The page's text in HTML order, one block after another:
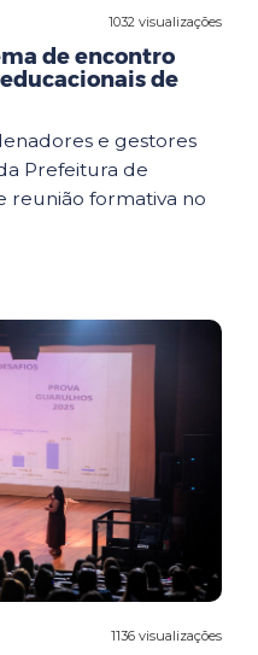
1032 visualizações
de encontro
de
e gestores
Prefeitura de
reunião formativa no
1136 visualizações